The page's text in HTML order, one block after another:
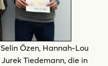
Özen, Hannah-Lou
Tiedemann, die in